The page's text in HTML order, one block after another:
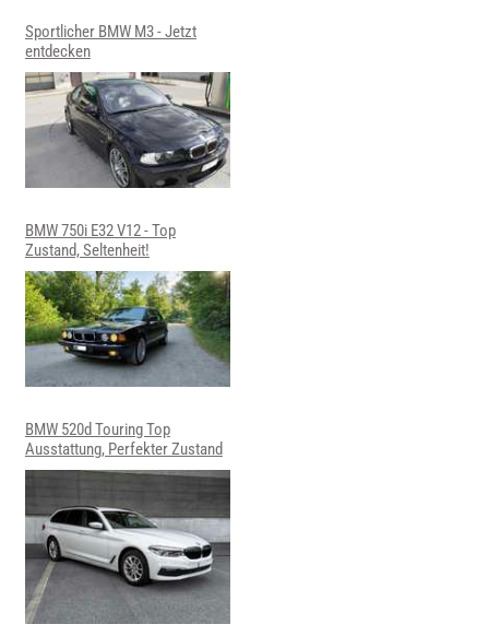
Sportlicher BMW M3 - Jetzt
entdecken
BMW 750i E32 V12 - Top
Zustand, Seltenheit!
BMW 520d Touring Top
Ausstattung, Perfekter Zustand